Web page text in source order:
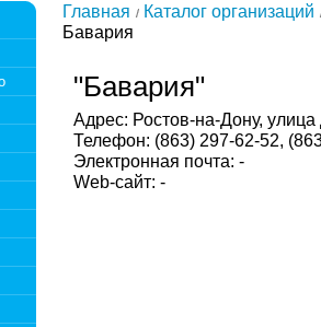
Главная
Каталог организаций
Бавария
"Бавария"
Адрес: Ростов-на-Дону,
Телефон: (863) 297-62-52,
Электронная почта: -
Web-сайт: -